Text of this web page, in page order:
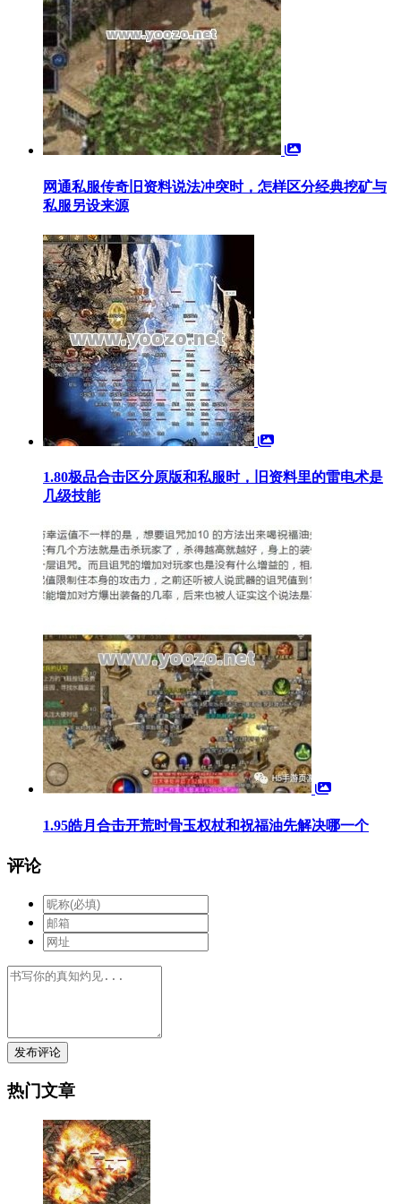
网通私服传奇旧资料说法冲突时，怎样区分经典挖矿与
私服另设来源
1.80极品合击区分原版和私服时，旧资料里的雷电术是
几级技能
1.95皓月合击开荒时骨玉权杖和祝福油先解决哪一个
评论
发布评论
热门文章